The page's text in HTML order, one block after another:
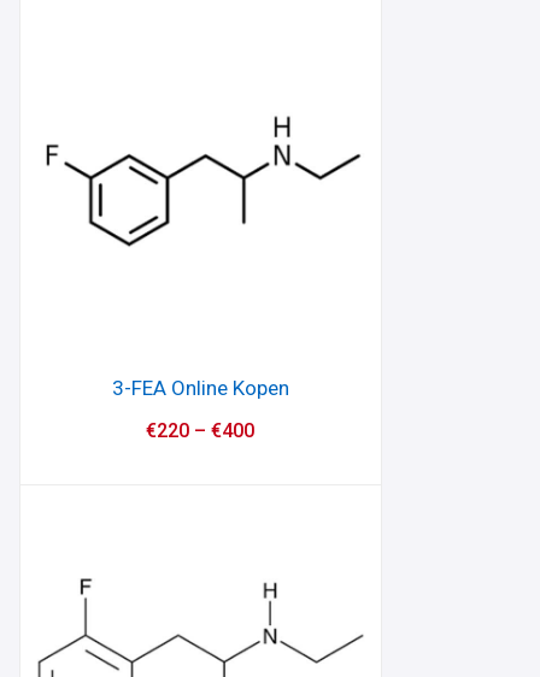
3-FEA Online Kopen
€220 –€400